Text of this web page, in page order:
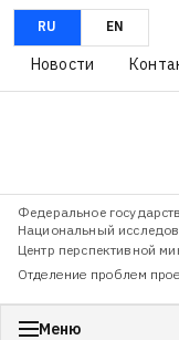
RU EN
Новости
Федеральное
Национальный
Центр перспективной
Отделение проблем
Меню